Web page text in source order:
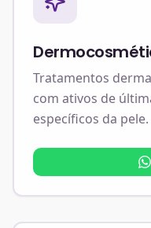
Tratamentos
com ativos de
específicos da pele.